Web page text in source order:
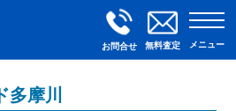
お問合せ 無料査定 メニュー
摩川